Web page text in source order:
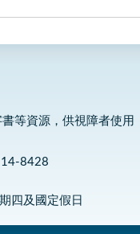
等資源，供視障者使用
8428
四及國定假日